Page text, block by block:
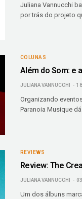
Juliana Vannucchi
por trás do projeto
COLUNAS
Além do Som: e
JULIANA VANNUCCHI
Organizando
Paranoia Musique
REVIEWS
Review: The
JULIANA VANNUCCHI
Um dos álbuns